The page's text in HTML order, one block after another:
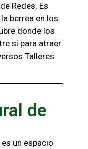
Redes. Es
berrea en los
donde los
si para atraer
Talleres.
de
un espacio